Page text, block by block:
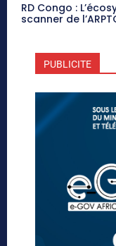
RD Congo :
scanner de
PUBLICITE